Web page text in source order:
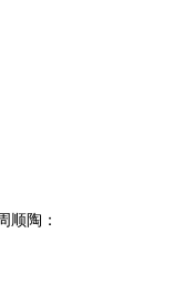
顺陶：